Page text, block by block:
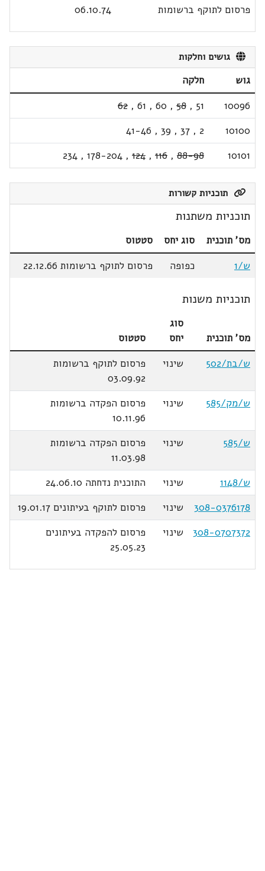
פרסום לתוקף ברשומות
06.10.74
גושים וחלקות
גוש
חלקה
10096
51
,
58
,
60
,
61
,
62
10100
2
,
37
,
39
,
41-46
10101
88-98
,
116
,
124
,
178-204
,
234
תוכניות קשורות
תוכניות משתנות
מס' תוכנית סוג יחס
סטטוס
ש/1
כפופה פרסום לתוקף ברשומות 22.12.66
תוכניות משנות
מס' תוכנית
סוג
יחס
סטטוס
ש/בת/502
שינוי
פרסום לתוקף ברשומות
03.09.92
ש/מק/585
שינוי
פרסום הפקדה ברשומות
10.11.96
ש/585
שינוי
פרסום הפקדה ברשומות
11.03.98
ש/1148
שינוי
התוכנית נדחתה 24.06.10
308-0376178
שינוי
פרסום לתוקף בעיתונים 19.01.17
308-0707372
שינוי
פרסום להפקדה בעיתונים
25.05.23